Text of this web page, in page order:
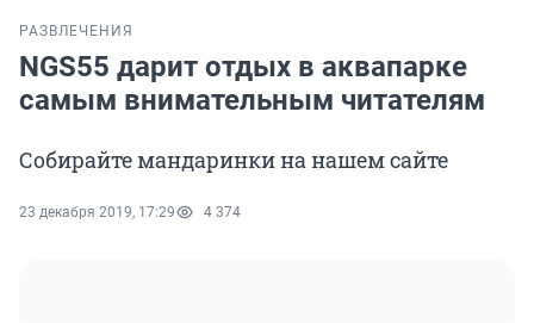
РАЗВЛЕЧЕНИЯ
NGS55 дарит отдых в аквапарке
самым внимательным читателям
Собирайте мандаринки на нашем сайте
23 декабря 2019, 17:29 4 374